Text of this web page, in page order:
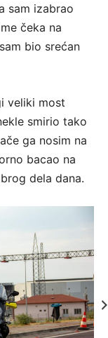
sam izabrao
čeka na
bio srećan
veliki most
smirio tako
ga nosim na
bacao na
dela dana.